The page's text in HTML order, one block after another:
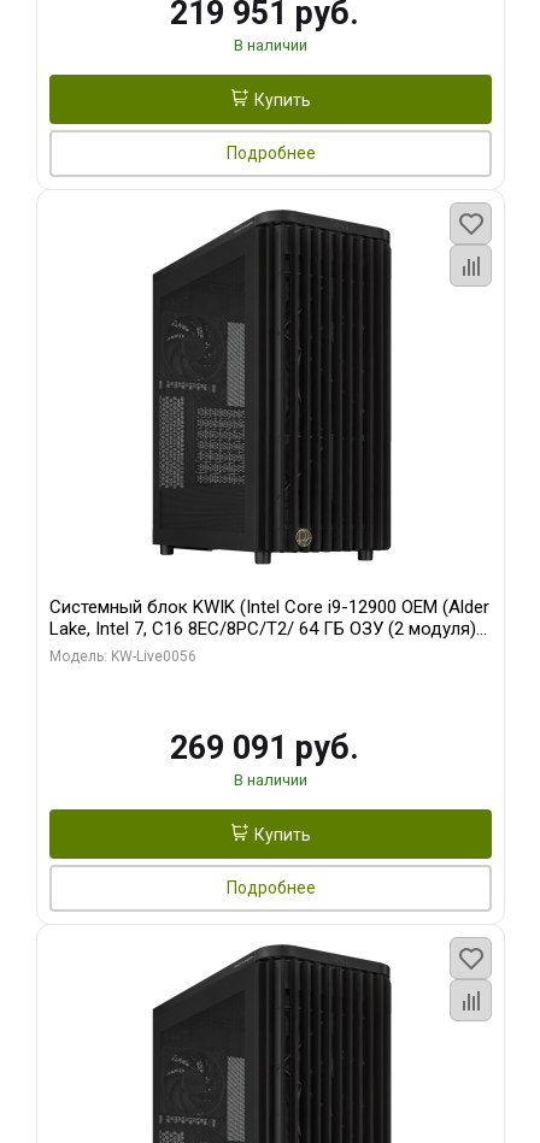
219 951 руб.
В наличии
Купить
Подробнее
Системный блок KWIK (Intel Core i9-12900 OEM (Alder
Lake, Intel 7, C16 8EC/8PC/T2/ 64 ГБ ОЗУ (2 модуля)/
Palit RTX5080 INFINITY 3 OC 16GB GDDR7 256bit 3xDP
Модель: KW-Live0056
269 091 руб.
В наличии
Купить
Подробнее